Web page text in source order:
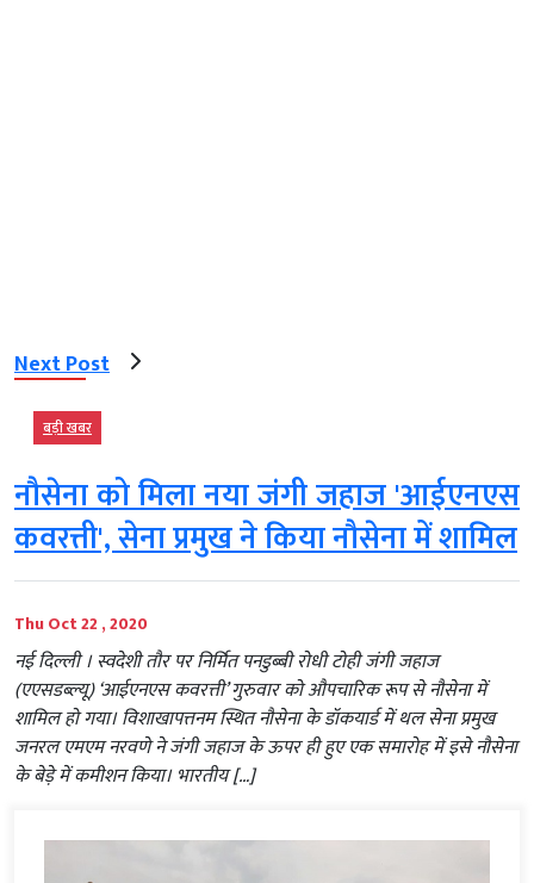
Next Post
बड़ी खबर
​नौसेना को मिला नया जंगी जहाज 'आईएनएस
कवरत्ती'​, सेना प्रमुख ने किया नौसेना में शामिल
Thu Oct 22 , 2020
नई दिल्ली । स्वदेशी तौर पर निर्मित पनडुब्बी रोधी टोही जंगी जहाज
(एएसडब्ल्यू) ‘आईएनएस कवरत्ती’ गुरुवार को औपचारिक रूप से नौसेना में
शामिल हो गया। विशाखापत्तनम स्थित नौसेना के डॉकयार्ड में थल सेना प्रमुख
जनरल एमएम नरवणे ने जंगी जहाज के ऊपर ही हुए एक समारोह में इसे नौसेना
के बेड़े में कमीशन किया। भारतीय […]